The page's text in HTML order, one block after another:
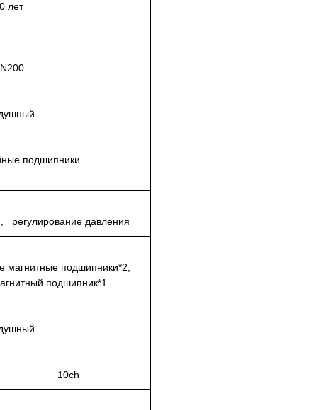
лет
подшипники
регулирование давления
подшипники*2,
подшипник*1
10ch